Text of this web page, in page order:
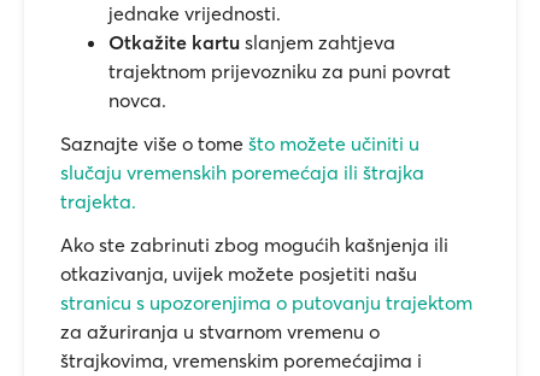
jednake vrijednosti.
Otkažite kartu slanjem zahtjeva
trajektnom prijevozniku za puni povrat
novca.
Saznajte više o tome što možete učiniti u
slučaju vremenskih poremećaja ili štrajka
trajekta.
Ako ste zabrinuti zbog mogućih kašnjenja ili
otkazivanja, uvijek možete posjetiti našu
stranicu s upozorenjima o putovanju trajektom
za ažuriranja u stvarnom vremenu o
štrajkovima, vremenskim poremećajima i